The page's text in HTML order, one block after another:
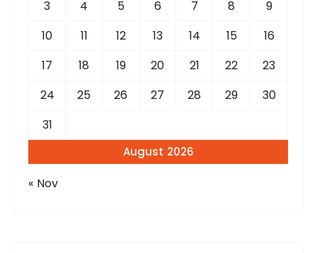
August 2026
3
4 5 6 7 8
9
10
11 12 13 14 15
16
17
18 19 20 21 22
23
24
25 26 27 28 29
30
31
« Nov